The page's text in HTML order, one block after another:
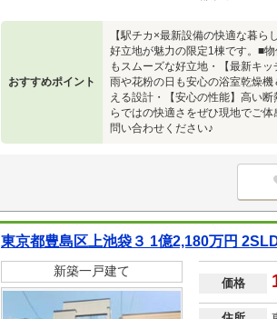
おすすめポイント
【駅チカ×最新設備の快適な暮
好立地が魅力の限定1棟です。■
もスムーズな好立地・【最新キ
雨や花粉の日も安心の浴室乾燥
える設計・【安心の性能】高い
らではの快適さをぜひ現地でご
問い合わせください♪
東京都豊島区上池袋３ 1億2,180万円
新築一戸建て
価格